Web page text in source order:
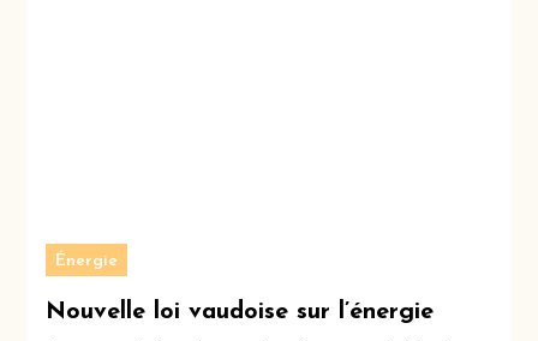
Énergie
Nouvelle loi vaudoise sur l’énergie